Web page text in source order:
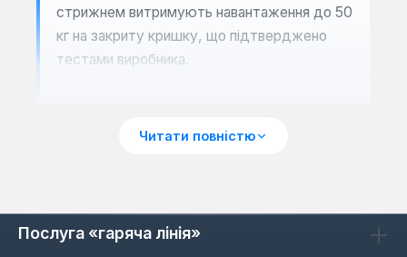
стрижнем витримують навантаження до 50
кг на закриту кришку, що підтверджено
тестами виробника.
Сценарії застосування
болгарки) та ручного інструменту (ключі,
молотки, викрутки). Завдяки герметичній
Читати повністю
Послуга «гаряча лінія»